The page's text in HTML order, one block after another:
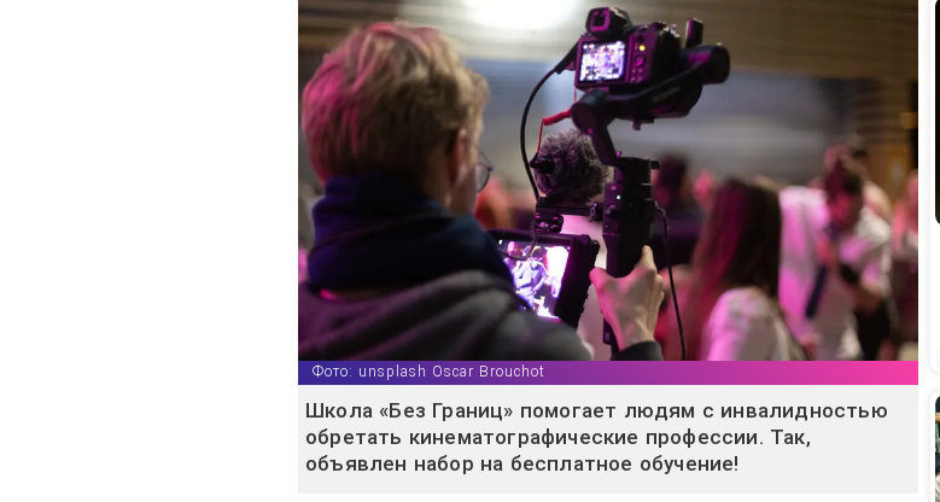
Фото: unsplash Oscar Brouchot
Школа «Без Границ» помогает людям с инвалидностью
обретать кинематографические профессии. Так,
объявлен набор на бесплатное обучение!